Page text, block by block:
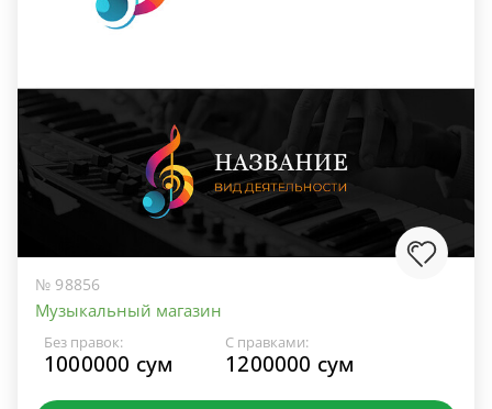
№ 98856
Музыкальный магазин
Без правок:
1000000 сум
С правками:
1200000 сум